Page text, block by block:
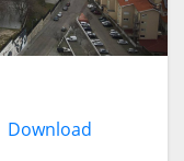
Download